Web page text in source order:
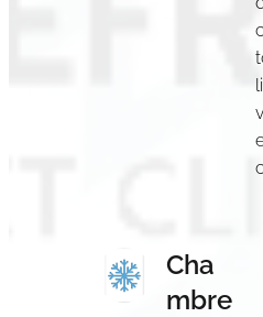
Cha
mbre